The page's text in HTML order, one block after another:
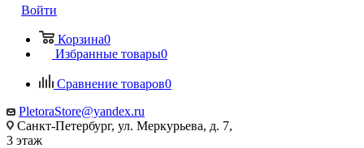
Войти
Корзина0
Избранные товары0
Сравнение товаров0
PletoraStore@yandex.ru
Санкт-Петербург, ул. Меркурьева, д. 7,
3 этаж